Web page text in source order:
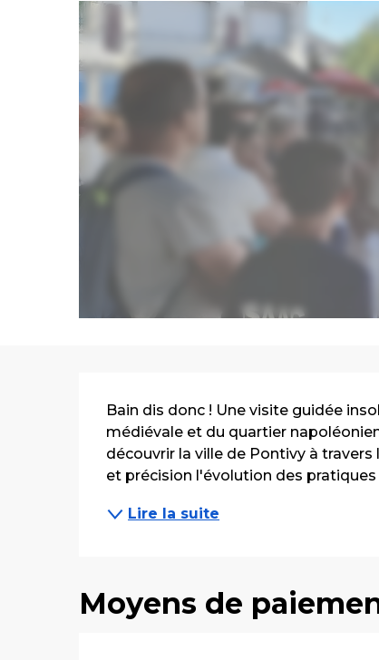
Description
Bain dis donc ! Une visite guidée
médiévale et du quartier
découvrir la ville de Pontivy à travers
et précision l'évolution des pratiques
Lire la suite
Moyens de